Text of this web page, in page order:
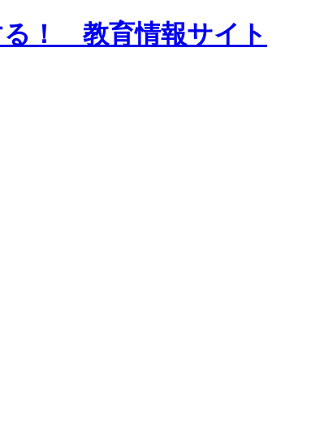
る！ 教育情報サイト